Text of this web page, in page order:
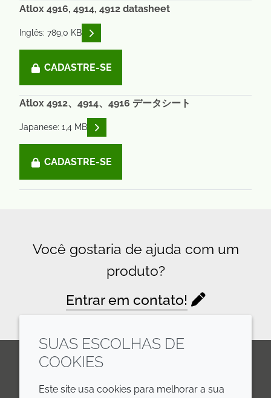
Atlox 4916, 4914, 4912 datasheet
Inglês: 789,0 KB READ DESCRIPTIONS
CADASTRE-SE
Atlox 4912、4914、4916 データシート
Japanese: 1,4 MB READ DESCRIPTIONS
CADASTRE-SE
Você gostaria de ajuda com um
produto?
Entrar em contato!
LinkedInYoutubeLine
SUAS ESCOLHAS DE
COOKIES
Este site usa cookies para melhorar a sua